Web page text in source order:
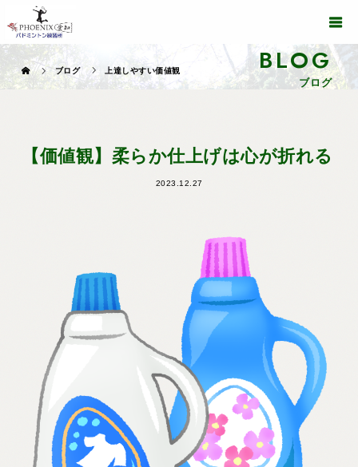
BLOG
ブログ
ブログ 上達しやすい価値観
【価値観】柔らか仕上げは心が折れる
2023.12.27